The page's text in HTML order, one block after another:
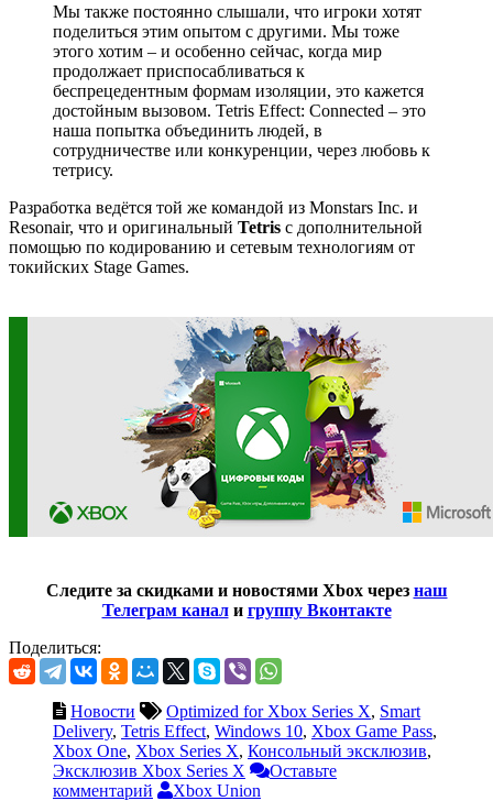
Мы также постоянно слышали, что игроки хотят
поделиться этим опытом с другими. Мы тоже
этого хотим – и особенно сейчас, когда мир
продолжает приспосабливаться к
беспрецедентным формам изоляции, это кажется
достойным вызовом. Tetris Effect: Connected – это
наша попытка объединить людей, в
сотрудничестве или конкуренции, через любовь к
тетрису.
Разработка ведётся той же командой из Monstars Inc. и
Resonair, что и оригинальный Tetris с дополнительной
помощью по кодированию и сетевым технологиям от
токийских Stage Games.
Следите за скидками и новостями Xbox через наш
Телеграм канали группу Вконтакте
Поделиться:
Новости Optimized for Xbox Series X, Smart
Delivery, Tetris Effect, Windows 10, Xbox Game Pass,
Xbox One, Xbox Series X, Консольный эксклюзив,
Эксклюзив Xbox Series X
Оставьте
комментарий
Xbox Union